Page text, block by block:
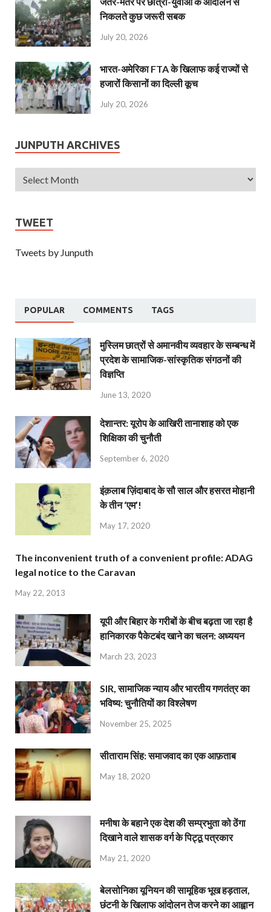
निकलते कुछ जरूरी सबक
July 20, 2026
भारत-अमेरिका FTA के खिलाफ कई राज्यों से
हजारों किसानों का दिल्ली कूच
July 20, 2026
JUNPUTH ARCHIVES
TWEET
Tweets by Junputh
POPULAR COMMENTS TAGS
मुस्लिम छात्रों से अमानवीय व्यवहार के सम्बन्ध में
प्रदेश के सामाजिक-सांस्कृतिक संगठनों की
विज्ञप्ति
June 13, 2020
देशान्‍तर: यूरोप के आखिरी तानाशाह को एक
शिक्षिका की चुनौती
September 6, 2020
इंक़लाब ज़िंदाबाद के सौ साल और हसरत मोहानी
के तीन ‘एम’!
May 17, 2020
The inconvenient truth of a convenient profile: ADAG
legal notice to the Caravan
May 22, 2013
यूपी और बिहार के गरीबों के बीच बढ़ता जा रहा है
हानिकारक पैकेटबंद खाने का चलन: अध्ययन
March 23, 2023
SIR, सामाजिक न्याय और भारतीय गणतंत्र का
भविष्य: चुनौतियों का विश्लेषण
November 25, 2025
सीताराम सिंह: समाजवाद का एक आफ़ताब
May 18, 2020
मनीषा के बहाने एक देश की सम्प्रभुता को ठेंगा
दिखाने वाले शासक वर्ग के पिट्ठू पत्रकार
May 21, 2020
बेलसोनिका यूनियन की सामूहिक भूख हड़ताल,
छंटनी के खिलाफ आंदोलन तेज करने का आह्वान